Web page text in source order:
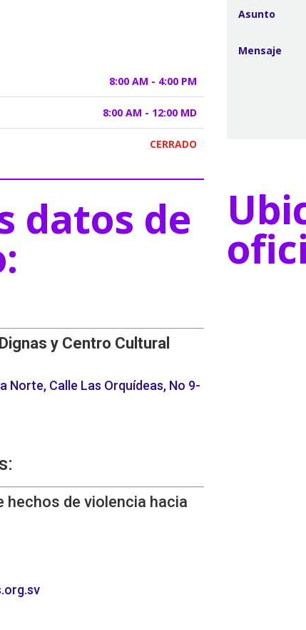
8:00 AM - 4:00 PM
8:00 AM - 12:00 MD
CERRADO
datos de
y Centro Cultural
Norte, Calle Las Orquídeas, No 9-
de violencia hacia